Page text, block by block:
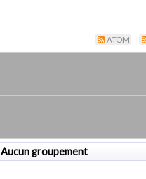
ATOM
Aucun groupement